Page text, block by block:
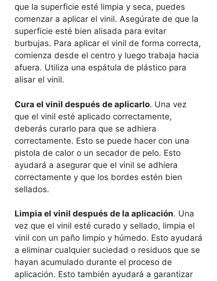
que la superficie esté limpia y seca, puedes
comenzar a aplicar el vinil. Asegúrate de que la
superficie esté bien alisada para evitar
burbujas. Para aplicar el vinil de forma correcta,
comienza desde el centro y luego trabaja hacia
afuera. Utiliza una espátula de plástico para
alisar el vinil.
Cura el vinil después de aplicarlo. Una vez
que el vinil esté aplicado correctamente,
deberás curarlo para que se adhiera
correctamente. Esto se puede hacer con una
pistola de calor o un secador de pelo. Esto
ayudará a asegurar que el vinil se adhiera
correctamente y que los bordes estén bien
sellados.
Limpia el vinil después de la aplicación. Una
vez que el vinil esté curado y sellado, limpia el
vinil con un paño limpio y húmedo. Esto ayudará
a eliminar cualquier suciedad o residuos que se
hayan acumulado durante el proceso de
aplicación. Esto también ayudará a garantizar